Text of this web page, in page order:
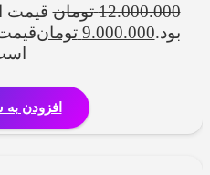
12.000.000 تومان
بود.9.000.000 تومان
افزودن